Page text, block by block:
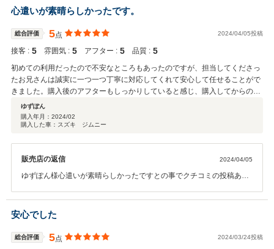
心遣いが素晴らしかったです。
総合評価 5点 2024/04/05投稿
接客 : 5 雰囲気 : 5 アフター : 5 品質 : 5
初めての利用だったので不安なところもあったのですが、担当してくださっ
たお兄さんは誠実に一つ一つ丁寧に対応してくれて安心して任せることがで
きました。購入後のアフターもしっかりしていると感じ、購入してからのこ
とを安心して任せていけるお店だと感じました。 色々なことで来店する機会
があるとは思いますが、これからもよろしくお願いします！
ゆずぽん
購入年月： 2024/02
購入した車：スズキ ジムニー
販売店の返信 2024/04/05
ゆずぽん様心遣いが素晴らしかったですとの事でクチコミの投稿あり
す♪何か御座いましたらお気軽にご連絡・ご来店ください(^^♪
安心でした
総合評価 5点 2024/03/24投稿